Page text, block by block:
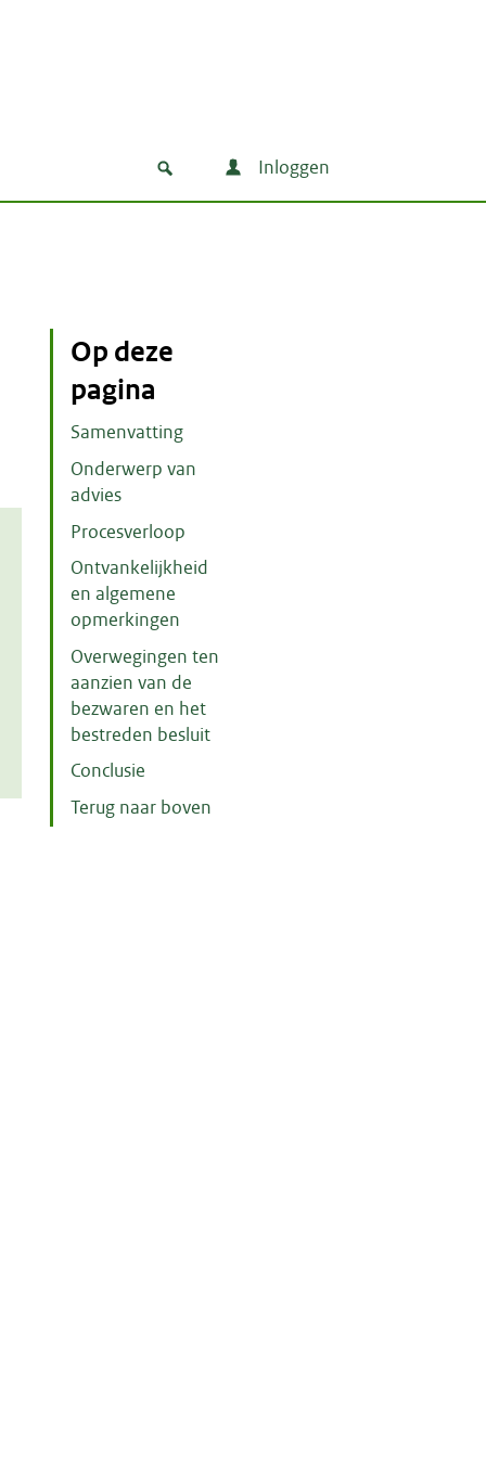
Inloggen
Op deze
pagina
Samenvatting
Onderwerp van
advies
Procesverloop
Ontvankelijkheid
en algemene
opmerkingen
Overwegingen ten
aanzien van de
bezwaren en het
bestreden besluit
Conclusie
Terug naar boven